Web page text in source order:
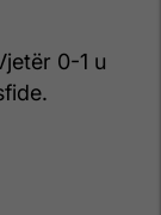
0-1 u